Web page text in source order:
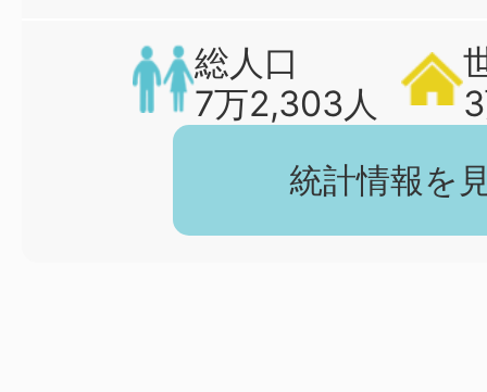
総人口
7万2,303人
統計情報を